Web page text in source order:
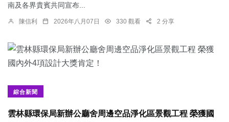
南及各界貴賓共同宣布...
陳信利 2026年八月07日 330 觀看 2 分享
綜合新聞
雲林縣環保局新辦公廳舍周邊空品淨化區景觀工程 榮獲國